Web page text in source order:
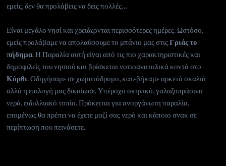
εμείς, δεν θα προλάβεις να δεις πολλές…
Είναι μεγάλο νησί και χρειάζονται περισσότερες ημέρες. Ωστόσο,
εμείς προλάβαμε να απολαύσουμε το μπάνιο μας στιςΓριάς το
πήδημα. Η Παραλία αυτή είναι από τις πιο χαρακτηριστικές και
δημοφιλείς του νησιού και βρίσκεται νοτιοανατολικά κοντά στο
Κόρθι. Οδηγήσαμε σε χωματόδρομο, κατεβήκαμε αρκετά σκαλιά
αλλά η επιλογή μας δικαίωσε. Υπέροχο σκηνικό, γαλαζοπράσινα
νερά, ειδυλλιακό τοπίο. Πρόκειται για ανοργάνωτη παραλία,
επομένως θα πρέπει να έχετε μαζί σας νερό και κάποιο σνακ σε
περίπτωση που πεινάσετε.